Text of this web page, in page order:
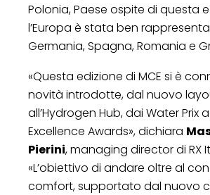
Polonia, Paese ospite di questa
l’Europa è stata ben
Germania, Spagna, Romania e
«Questa edizione di MCE si è
novità introdotte, dal nuovo
all’Hydrogen Hub, dai Water Prix
Excellence Awards», dichiara
Pierini, managing director di RX
«L’obiettivo di andare oltre al
comfort, supportato dal nuovo